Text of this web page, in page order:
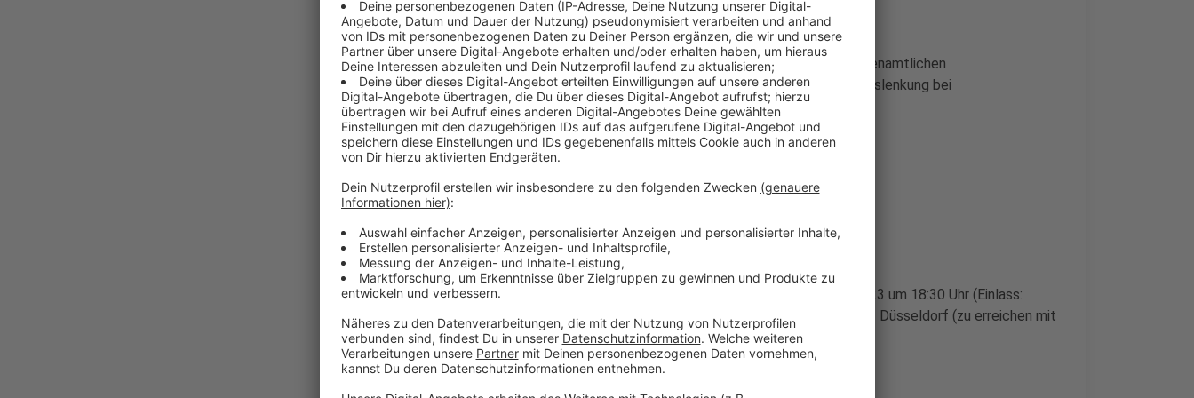
Gesucht werden Jugendliche zwischen 14 und 22 Jahren. Die ehrenamtlichen
Verkehrskadetten unterstützen Stadt und Polizei bei der Verkehrslenkung bei
Großveranstaltungen. Pro Jahr haben sie rund 200 Einsätze.
Anzeige
Anzeige
Ein Infoabend zur Ausbildung 2023 findet am Mittwoch, 01.02.2023 um 18:30 Uhr (Einlass:
18:00 Uhr) in der Jugendverkehrsschule, Rather Broich 137, 40472 Düsseldorf (zu erreichen mit
den Linien U 72 und 730 bis „Rather Broich“) statt